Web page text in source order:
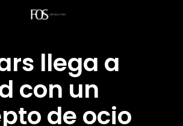
llega a
con un
de ocio